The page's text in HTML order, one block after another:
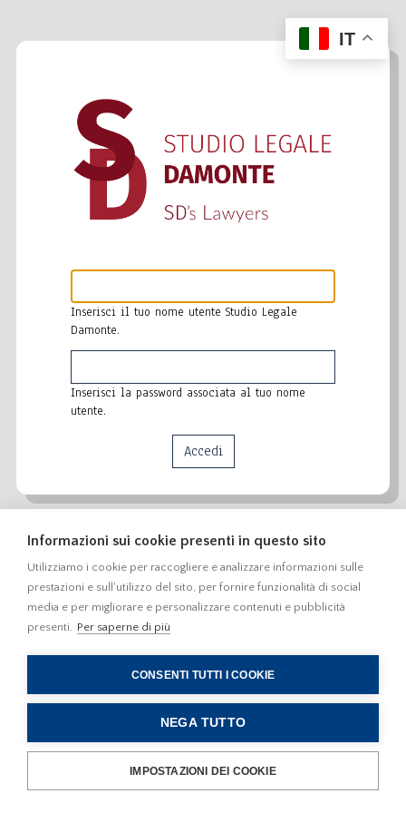
IT
Inserisci il tuo nome utente Studio Legale
Damonte.
Inserisci la password associata al tuo nome
utente.
Informazioni sui cookie presenti in questo sito
Utilizziamo i cookie per raccogliere e analizzare informazioni sulle
prestazioni e sull'utilizzo del sito, per fornire funzionalità di social
media e per migliorare e personalizzare contenuti e pubblicità
presenti. Per saperne di più
CONSENTI TUTTI I COOKIE
NEGA TUTTO
IMPOSTAZIONI DEI COOKIE